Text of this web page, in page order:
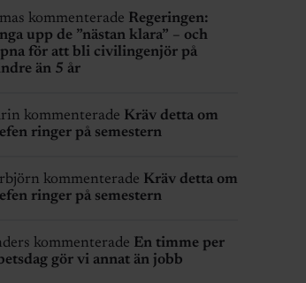
kommenterade Regeringen:
upp de ”nästan klara” – och
för att bli civilingenjör på
än 5 år
kommenterade Kräv detta om
ringer på semestern
kommenterade Kräv detta om
ringer på semestern
kommenterade En timme per
gör vi annat än jobb